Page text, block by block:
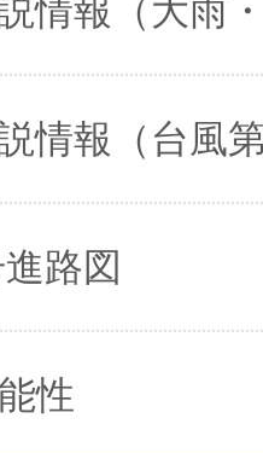
情報（大雨
情報（台風
路図
性